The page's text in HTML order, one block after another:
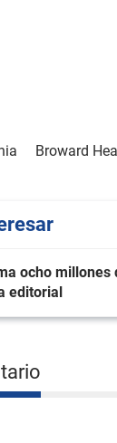
Broward
ocho millones
editorial